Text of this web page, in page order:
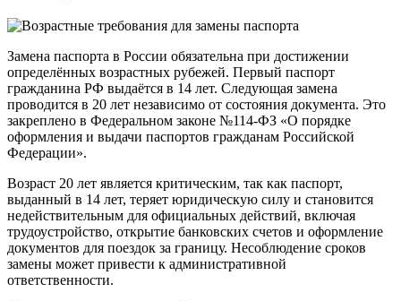
Замена паспорта в России обязательна при достижении
определённых возрастных рубежей. Первый паспорт
гражданина РФ выдаётся в 14 лет. Следующая замена
проводится в 20 лет независимо от состояния документа. Это
закреплено в Федеральном законе №114-ФЗ «О порядке
оформления и выдачи паспортов гражданам Российской
Федерации».
Возраст 20 лет является критическим, так как паспорт,
выданный в 14 лет, теряет юридическую силу и становится
недействительным для официальных действий, включая
трудоустройство, открытие банковских счетов и оформление
документов для поездок за границу. Несоблюдение сроков
замены может привести к административной
ответственности.